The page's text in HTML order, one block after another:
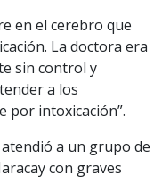
en el cerebro que
La doctora era
sin control y
a los
por intoxicación”.
a un grupo de
con graves